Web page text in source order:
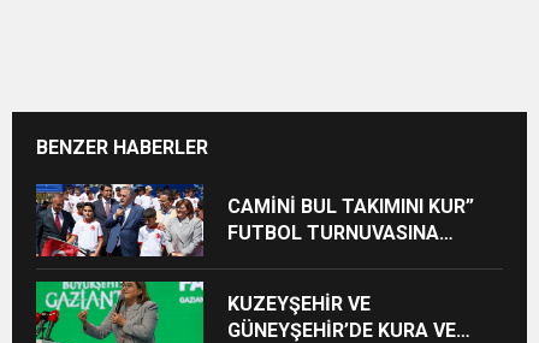
BENZER HABERLER
CAMİNİ BUL TAKIMINI KUR”
FUTBOL TURNUVASINA
KUZEYŞEHİR VE
GÜNEYŞEHİR’DE KURA VE